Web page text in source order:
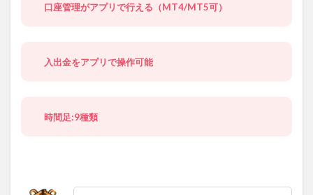
口座管理がアプリで行える（MT4/MT5可）
入出金をアプリで操作可能
時間足:9種類